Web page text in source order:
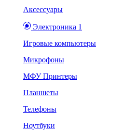
Аксессуары
Электроника 1
Игровые компьютеры
Микрофоны
МФУ Принтеры
Планшеты
Телефоны
Ноутбуки